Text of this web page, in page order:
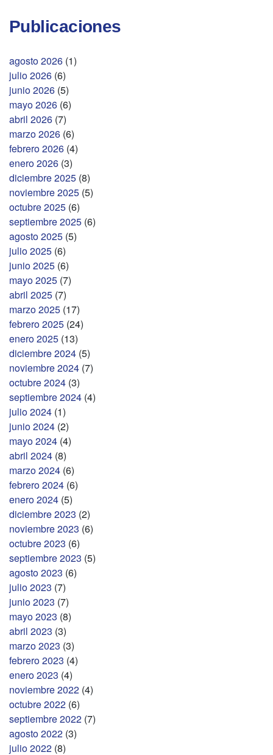
Publicaciones
agosto 2026 (1)
julio 2026 (6)
junio 2026 (5)
mayo 2026 (6)
abril 2026 (7)
marzo 2026 (6)
febrero 2026 (4)
enero 2026 (3)
diciembre 2025 (8)
noviembre 2025 (5)
octubre 2025 (6)
septiembre 2025 (6)
agosto 2025 (5)
julio 2025 (6)
junio 2025 (6)
mayo 2025 (7)
abril 2025 (7)
marzo 2025 (17)
febrero 2025 (24)
enero 2025 (13)
diciembre 2024 (5)
noviembre 2024 (7)
octubre 2024 (3)
septiembre 2024 (4)
julio 2024 (1)
junio 2024 (2)
mayo 2024 (4)
abril 2024 (8)
marzo 2024 (6)
febrero 2024 (6)
enero 2024 (5)
diciembre 2023 (2)
noviembre 2023 (6)
octubre 2023 (6)
septiembre 2023 (5)
agosto 2023 (6)
julio 2023 (7)
junio 2023 (7)
mayo 2023 (8)
abril 2023 (3)
marzo 2023 (3)
febrero 2023 (4)
enero 2023 (4)
noviembre 2022 (4)
octubre 2022 (6)
septiembre 2022 (7)
agosto 2022 (3)
julio 2022 (8)